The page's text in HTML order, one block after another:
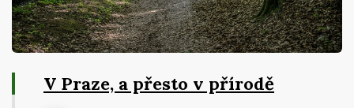
V Praze, a přesto v přírodě